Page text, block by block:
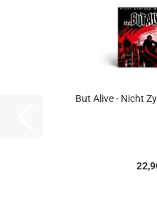
But Alive - Nicht